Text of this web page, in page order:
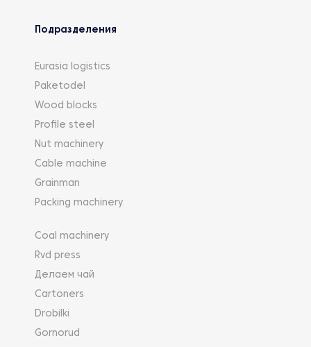
Подразделения
Eurasia logistics
Paketodel
Wood blocks
Profile steel
Nut machinery
Cable machine
Grainman
Packing machinery
Coal machinery
Rvd press
Делаем чай
Cartoners
Drobilki
Gornorud